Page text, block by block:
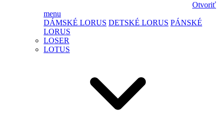
Otvoriť
menu
DÁMSKÉ LORUS DETSKÉ LORUS PÁNSKÉ
LORUS
LOSER
LOTUS